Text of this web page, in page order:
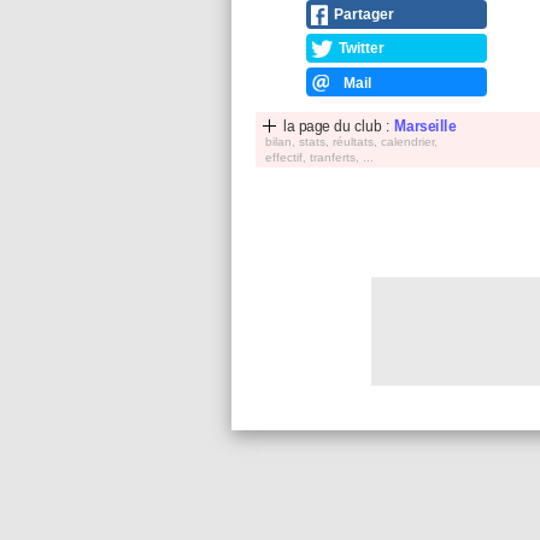
Partager
Twitter
Mail
la page du club : Marseille
bilan, stats, réultats, calendrier,
effectif, tranferts, ...